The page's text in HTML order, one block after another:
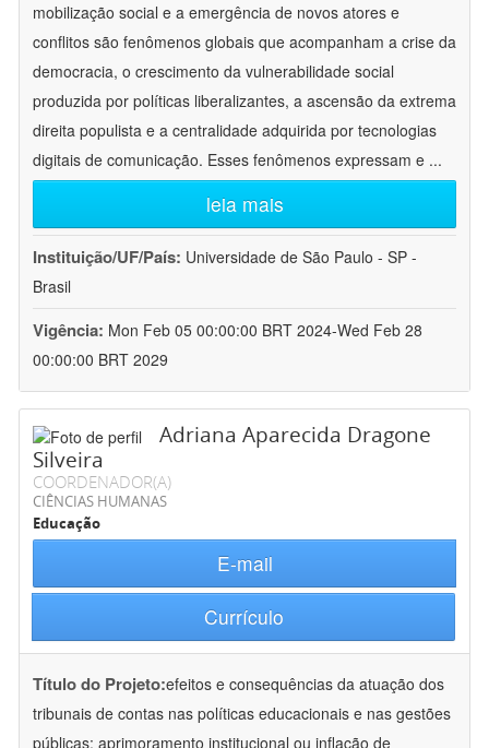
mobilização social e a emergência de novos atores e
conflitos são fenômenos globais que acompanham a crise da
democracia, o crescimento da vulnerabilidade social
produzida por políticas liberalizantes, a ascensão da extrema
direita populista e a centralidade adquirida por tecnologias
digitais de comunicação. Esses fenômenos expressam e ...
leia mais
Instituição/UF/País: Universidade de São Paulo - SP -
Brasil
Vigência: Mon Feb 05 00:00:00 BRT 2024-Wed Feb 28
00:00:00 BRT 2029
Adriana Aparecida Dragone
Silveira
COORDENADOR(A)
CIÊNCIAS HUMANAS
Educação
E-mail
Currículo
Título do Projeto:efeitos e consequências da atuação dos
tribunais de contas nas políticas educacionais e nas gestões
públicas: aprimoramento institucional ou inflação de